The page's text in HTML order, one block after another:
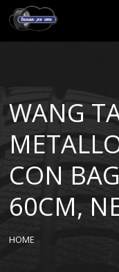
MISURE GOMME
BLOG
SHOP
WANG
CON
60CM,
HOME